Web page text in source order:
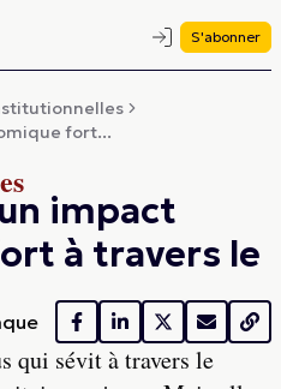
S'abonner
fort...
impact
à travers le
qui sévit à travers le